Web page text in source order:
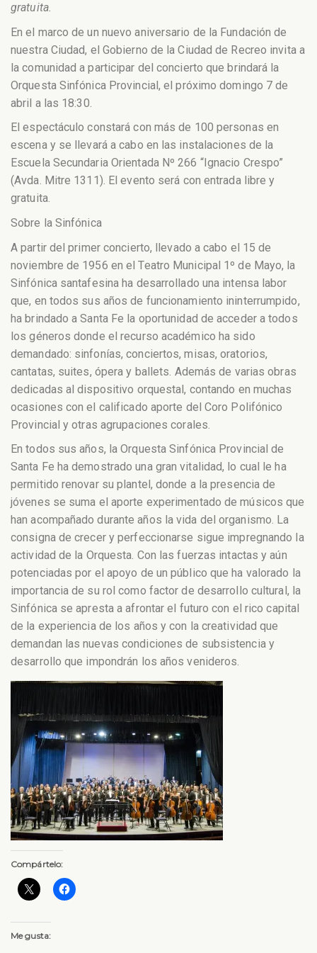
gratuita.
En el marco de un nuevo aniversario de la Fundación de
nuestra Ciudad, el Gobierno de la Ciudad de Recreo invita a
la comunidad a participar del concierto que brindará la
Orquesta Sinfónica Provincial, el próximo domingo 7 de
abril a las 18:30.
El espectáculo constará con más de 100 personas en
escena y se llevará a cabo en las instalaciones de la
Escuela Secundaria Orientada Nº 266 “Ignacio Crespo”
(Avda. Mitre 1311). El evento será con entrada libre y
gratuita.
Sobre la Sinfónica
A partir del primer concierto, llevado a cabo el 15 de
noviembre de 1956 en el Teatro Municipal 1º de Mayo, la
Sinfónica santafesina ha desarrollado una intensa labor
que, en todos sus años de funcionamiento ininterrumpido,
ha brindado a Santa Fe la oportunidad de acceder a todos
los géneros donde el recurso académico ha sido
demandado: sinfonías, conciertos, misas, oratorios,
cantatas, suites, ópera y ballets. Además de varias obras
dedicadas al dispositivo orquestal, contando en muchas
ocasiones con el calificado aporte del Coro Polifónico
Provincial y otras agrupaciones corales.
En todos sus años, la Orquesta Sinfónica Provincial de
Santa Fe ha demostrado una gran vitalidad, lo cual le ha
permitido renovar su plantel, donde a la presencia de
jóvenes se suma el aporte experimentado de músicos que
han acompañado durante años la vida del organismo. La
consigna de crecer y perfeccionarse sigue impregnando la
actividad de la Orquesta. Con las fuerzas intactas y aún
potenciadas por el apoyo de un público que ha valorado la
importancia de su rol como factor de desarrollo cultural, la
Sinfónica se apresta a afrontar el futuro con el rico capital
de la experiencia de los años y con la creatividad que
demandan las nuevas condiciones de subsistencia y
desarrollo que impondrán los años venideros.
Compártelo:
Me gusta: